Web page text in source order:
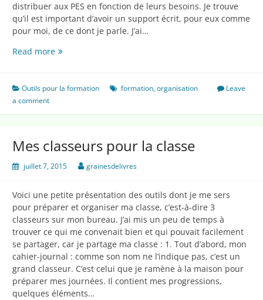
distribuer aux PES en fonction de leurs besoins. Je trouve
qu’il est important d’avoir un support écrit, pour eux comme
pour moi, de ce dont je parle. J’ai…
Read moreClasseur
Outils pour la formation formation,organisation
Leave
a comment
Mes classeurs pour la classe
juillet 7, 2015 grainesdelivres
Voici une petite présentation des outils dont je me sers
pour préparer et organiser ma classe, c’est-à-dire 3
classeurs sur mon bureau. J’ai mis un peu de temps à
trouver ce qui me convenait bien et qui pouvait facilement
se partager, car je partage ma classe : 1. Tout d’abord, mon
cahier-journal : comme son nom ne l’indique pas, c’est un
grand classeur. C’est celui que je ramène à la maison pour
préparer mes journées. Il contient mes progressions,
quelques éléments…